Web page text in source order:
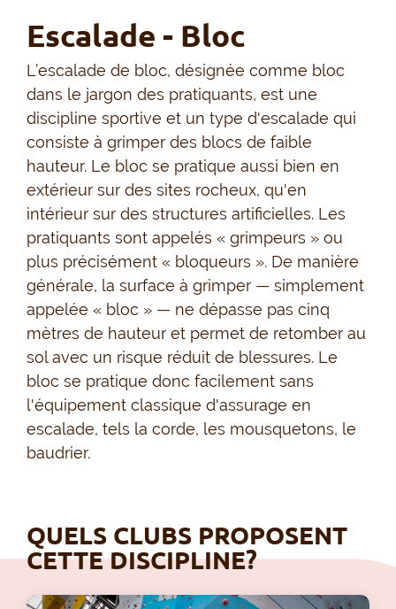
Escalade - Bloc
L’escalade de bloc, désignée comme bloc
dans le jargon des pratiquants, est une
discipline sportive et un type d'escalade qui
consiste à grimper des blocs de faible
hauteur. Le bloc se pratique aussi bien en
extérieur sur des sites rocheux, qu'en
intérieur sur des structures artificielles. Les
pratiquants sont appelés « grimpeurs » ou
plus précisément « bloqueurs ». De manière
générale, la surface à grimper — simplement
appelée « bloc » — ne dépasse pas cinq
mètres de hauteur et permet de retomber au
sol avec un risque réduit de blessures. Le
bloc se pratique donc facilement sans
l'équipement classique d'assurage en
escalade, tels la corde, les mousquetons, le
baudrier.
QUELS CLUBS PROPOSENT
CETTE DISCIPLINE?